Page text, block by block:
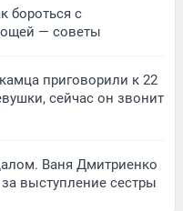
бороться с
— советы
приговорили к 22
сейчас он звонит
Ваня Дмитриенко
выступление сестры